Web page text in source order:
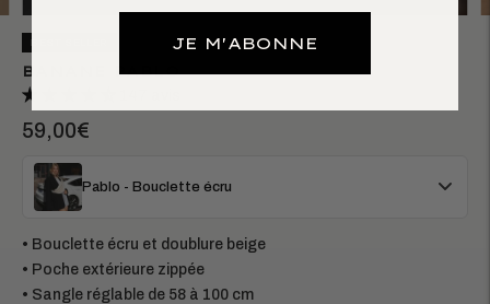
BEST SELLER
BANANE PABLO
59,00€
Pablo - Bouclette écru
• Bouclette écru et doublure beige
• Poche extérieure zippée
• Sangle réglable de 58 à 100 cm
JE M'ABONNE